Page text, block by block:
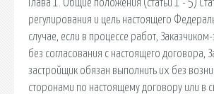
Глава 1. Общие положения (статьи 1 - 5)
регулирования и цель настоящего
случае, если в процессе работ,
без согласования с настоящего договора,
застройщик обязан выполнить их без
сторонами по настоящему договору или в